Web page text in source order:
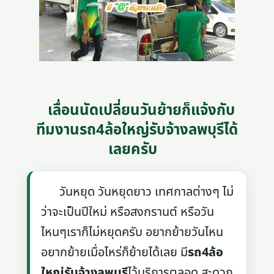
เลื่อนนัดเปลี่ยนวันย้ายก็แจ้งกับ
ทีมงานรถ4ล้อใหญ่รับจ้างลพบุรีได้
เลยครับ
วันหยุด วันหยุดยาว เทศกาลต่างๆ ไม่
ว่าจะเป็นปีใหม่ หรือสงกรานต์ หรือวัน
ไหนๆเราก็ไม่หยุดครับ อยากย้ายวันไหน
อยากย้ายเมื่อไหร่ก็ย้ายได้เลย มีรถ4ล้อ